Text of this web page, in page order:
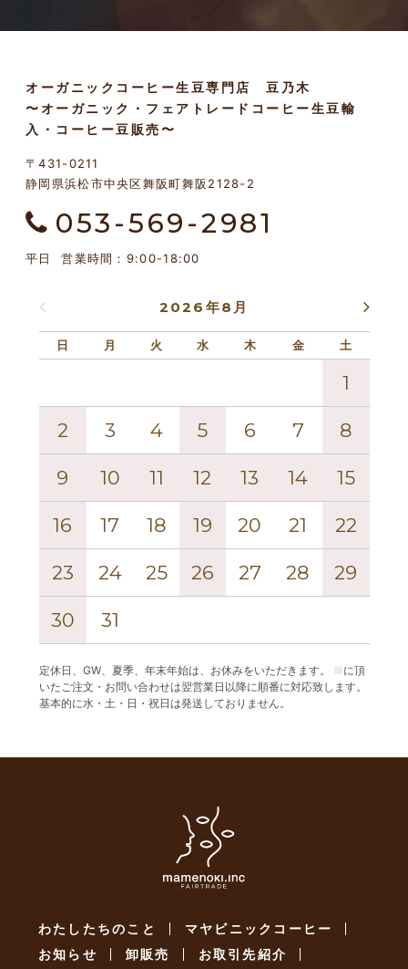
2026年8月
日 月 火 水 木 金 土
1
2 3 4 5 6 7 8
9 10 11 12 13 14 15
16 17 18 19 20 21 22
23 24 25 26 27 28 29
30 31
定休日、GW、夏季、年末年始は、お休みをいただきます。
に頂
いたご注文・お問い合わせは翌営業日以降に順番に対応致します。
基本的に水・土・日・祝日は発送しておりません。
オーガニックコーヒー生豆専門店 豆乃木
〜オーガニック・フェアトレードコーヒー生豆輸
入・コーヒー豆販売〜
〒431-0211
静岡県浜松市中央区舞阪町舞阪2128-2
053-569-2981
平日 営業時間：9:00-18:00
わたしたちのこと
マヤビニックコーヒー
お知らせ
卸販売 お取引先紹介